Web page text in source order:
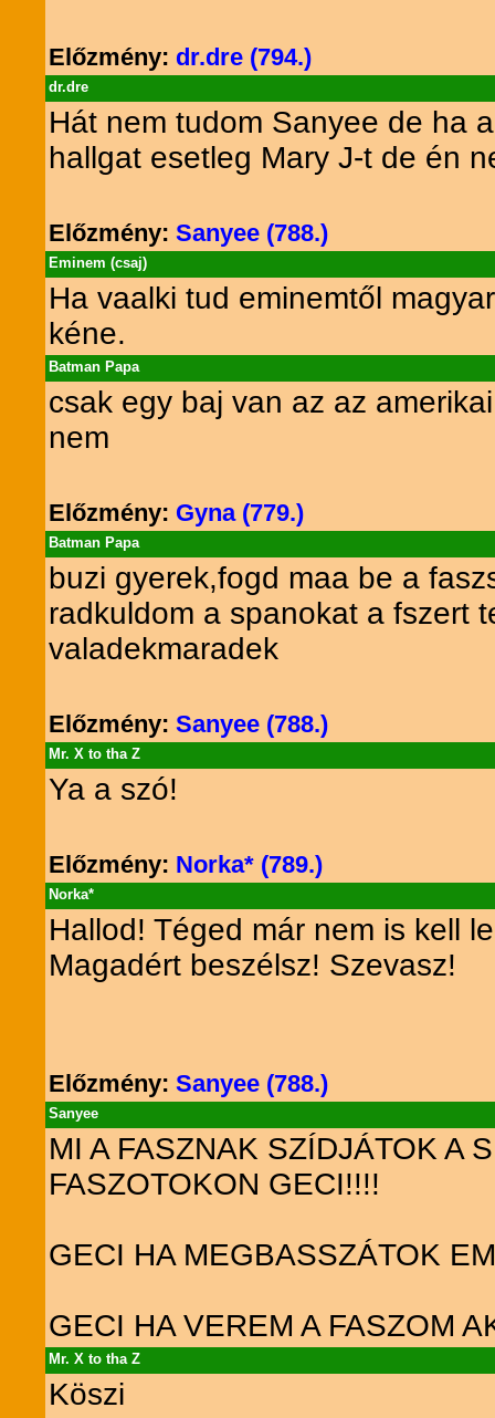
Előzmény: dr.dre (794.)
dr.dre
Hát nem tudom Sanyee de ha
hallgat esetleg Mary J-t de én
Előzmény: Sanyee (788.)
Eminem (csaj)
Ha vaalki tud eminemtől
kéne.
Batman Papa
csak egy baj van az az
nem
Előzmény: Gyna (779.)
Batman Papa
buzi gyerek,fogd maa be a
radkuldom a spanokat a fszert
valadekmaradek
Előzmény: Sanyee (788.)
Mr. X to tha Z
Ya a szó!
Előzmény: Norka* (789.)
Norka*
Hallod! Téged már nem is kell
Magadért beszélsz! Szevasz!
Előzmény: Sanyee (788.)
Sanyee
MI A FASZNAK SZÍDJÁTOK A
FASZOTOKON GECI!!!!
GECI HA MEGBASSZÁTOK
GECI HA VEREM A FASZOM
Mr. X to tha Z
Köszi